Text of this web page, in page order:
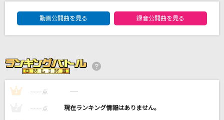
[生音]君の知らない物語
井口裕香
宇宙戦艦ヤマト
ささきいさお・ロイヤルナイツ
DAM★ともボーカルエントリーランキング
動画公開曲を見る
録音公開曲を見る
1 ---- 点 ----
---- 点 ----